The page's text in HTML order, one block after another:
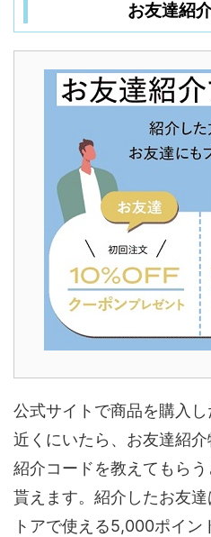
お友達紹
公式サイトで商品を購入
近くにいたら、お友達紹介
紹介コードを教えてもら
貰えます。紹介したお友
トアで使える5,000ポイ